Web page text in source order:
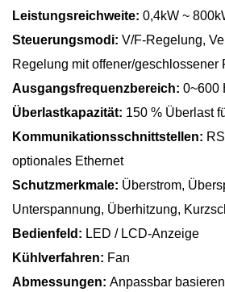
Leistungsreichweite: 0,4kW ~
Steuerungsmodi: V/F-Regelung,
Regelung mit offener/geschlossener
Ausgangsfrequenzbereich: 0~600
Überlastkapazität: 150 % Überlast
Kommunikationsschnittstellen:
optionales Ethernet
Schutzmerkmale: Überstrom,
Unterspannung, Überhitzung,
Bedienfeld: LED / LCD-Anzeige
Kühlverfahren: Fan
Abmessungen: Anpassbar